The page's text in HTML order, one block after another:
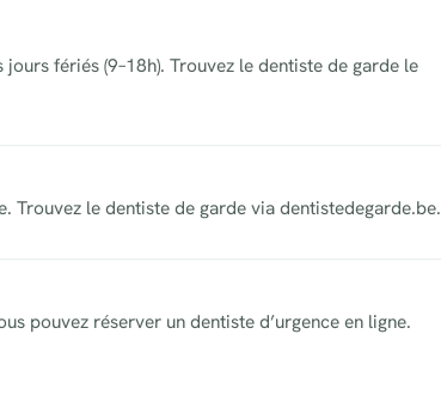
fériés (9–18h). Trouvez le dentiste de garde le
le dentiste de garde via dentistedegarde.be.
pouvez réserver un dentiste d’urgence en ligne.